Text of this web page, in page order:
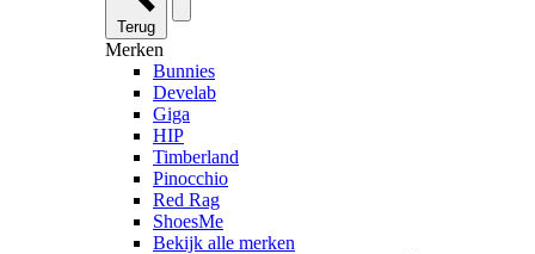
Terug
Merken
Bunnies
Develab
Giga
HIP
Timberland
Pinocchio
Red Rag
ShoesMe
Bekijk alle merken